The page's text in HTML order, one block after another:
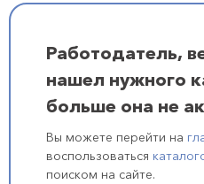
Работодатель,
нашел нужного
больше она не
Вы можете перейти на
воспользоваться
поиском на сайте.